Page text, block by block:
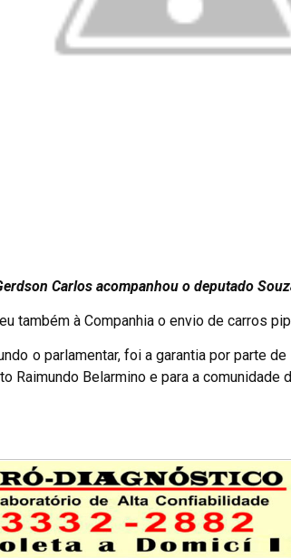
Carlos acompanhou o deputado
também à Companhia o envio de carros
o parlamentar, foi a garantia por parte
Raimundo Belarmino e para a comunidade